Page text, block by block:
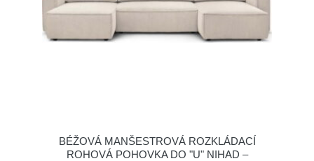
BÉŽOVÁ MANŠESTROVÁ ROZKLÁDACÍ
ROHOVÁ POHOVKA DO "U" NIHAD –